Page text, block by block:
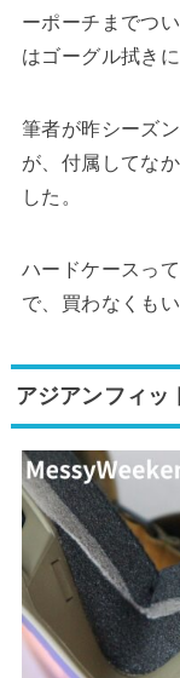
ーポーチまでつ
はゴーグル拭きに
筆者が昨シーズ
が、付属してな
した。
ハードケースっ
で、買わなくも
アジアンフィッ